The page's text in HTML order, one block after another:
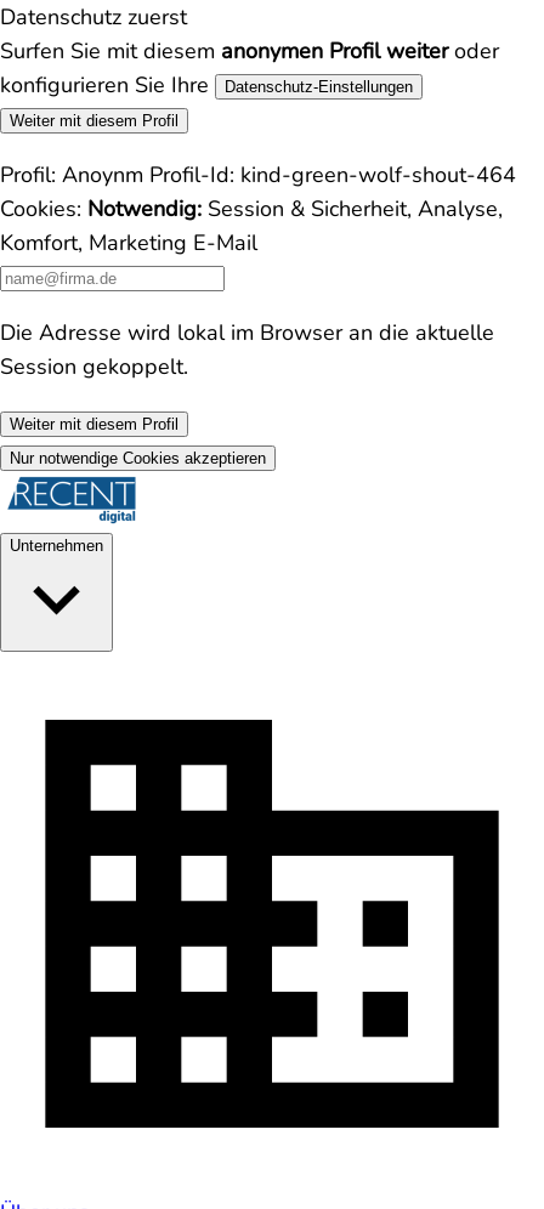
Datenschutz zuerst
Surfen Sie mit diesem anonymen Profil weiteroder
konfigurieren Sie Ihre
Datenschutz-Einstellungen
Weiter mit diesem Profil
Profil: Anoynm Profil-Id: kind-green-wolf-shout-464
Cookies: Notwendig: Session & Sicherheit, Analyse,
Komfort, Marketing E-Mail
Die Adresse wird lokal im Browser an die aktuelle
Session gekoppelt.
Weiter mit diesem Profil
Nur notwendige Cookies akzeptieren
Unternehmen